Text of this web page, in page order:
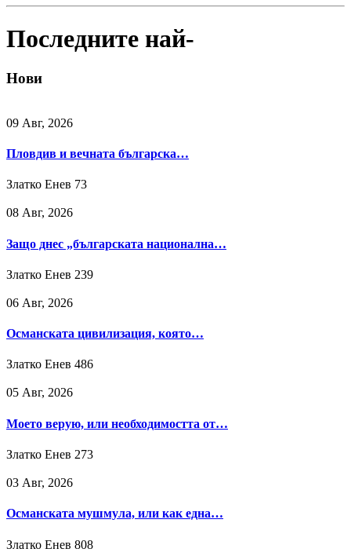
Последните най-
Нови
09 Авг, 2026
Пловдив и вечната българска…
Златко Енев 73
08 Авг, 2026
Защо днес „българската национална…
Златко Енев 239
06 Авг, 2026
Османската цивилизация, която…
Златко Енев 486
05 Авг, 2026
Моето верую, или необходимостта от…
Златко Енев 273
03 Авг, 2026
Османската мушмула, или как една…
Златко Енев 808